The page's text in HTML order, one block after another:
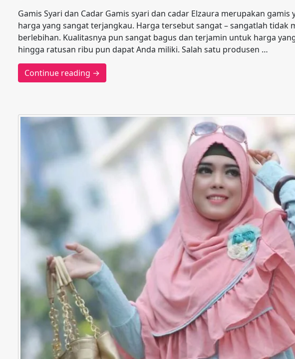
Gamis Syari dan Cadar Gamis syari dan cadar Elzaura merupakan
harga yang sangat terjangkau. Harga tersebut sangat – sangatlah tidak
berlebihan. Kualitasnya pun sangat bagus dan terjamin untuk harga
hingga ratusan ribu pun dapat Anda miliki. Salah satu produsen …
Continue reading →